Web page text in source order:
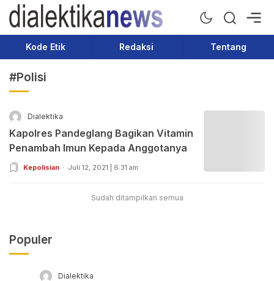
Dialektika News
Terkini dan Populer
Kode Etik Redaksi Tentang
#Polisi
Dialektika
Kapolres Pandeglang Bagikan Vitamin
Penambah Imun Kepada Anggotanya
Kepolisian Juli 12, 2021 | 6:31 am
Sudah ditampilkan semua
Populer
Dialektika